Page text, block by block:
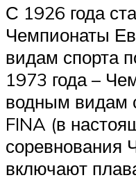
С 1926 года
Чемпионаты
видам спорта
1973 года –
водным видам
FINA (в
соревнования
включают